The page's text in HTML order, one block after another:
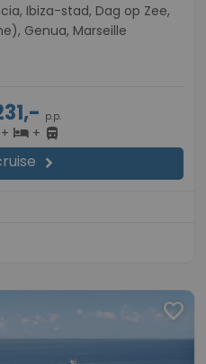
Genua, Marseille
p.p.
+ hotel+ directions_bus
chevron_right
favorite